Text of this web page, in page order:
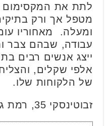
לתת את המקסימום
ומעלה. מאחוריו
עבודה, שבהם צבר
ייצג אנשים רבים
אלפי שקלים,
של הלקוחות שלו.
זבוטינסקי 35, רמת גן